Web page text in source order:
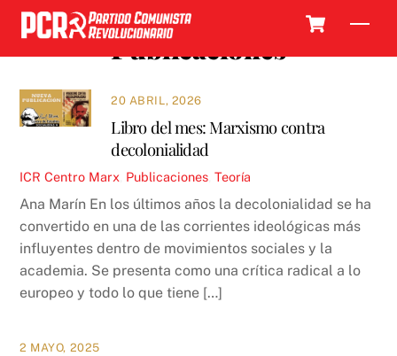
Skip
content
Publicaciones
20 ABRIL, 2026
Libro del mes: Marxismo contra
decolonialidad
ICR Centro Marx Publicaciones ,Teoría
Ana Marín En los últimos años la decolonialidad se ha
convertido en una de las corrientes ideológicas más
influyentes dentro de movimientos sociales y la
academia. Se presenta como una crítica radical a lo
europeo y todo lo que tiene […]
2 MAYO, 2025